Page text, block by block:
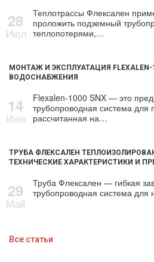
28
Июл
Теплотрассы Флексален
проложить подземный
теплопотерями,…
МОНТАЖ И ЭКСПЛУАТАЦИЯ
ВОДОСНАБЖЕНИЯ
14
Июн
Flexalen-1000 SNX — это
трубопроводная система для
рассчитанная на…
ТРУБА ФЛЕКСАЛЕН
ТЕХНИЧЕСКИЕ ХАРАКТЕРИСТИКИ И
29
Май
Труба Флексален — гибкая
трубопроводная система
Все статьи